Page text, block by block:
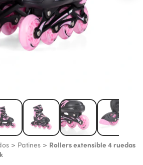
> Patines > Rollers extensible 4 ruedas